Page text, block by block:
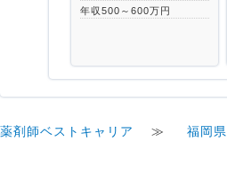
年収500～600万円
薬剤師ベストキャリア ≫ 福岡県